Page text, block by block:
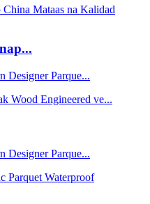
Designer Parque...
Designer Parque...